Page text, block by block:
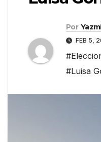
Por
FEB 5,
#Luisa